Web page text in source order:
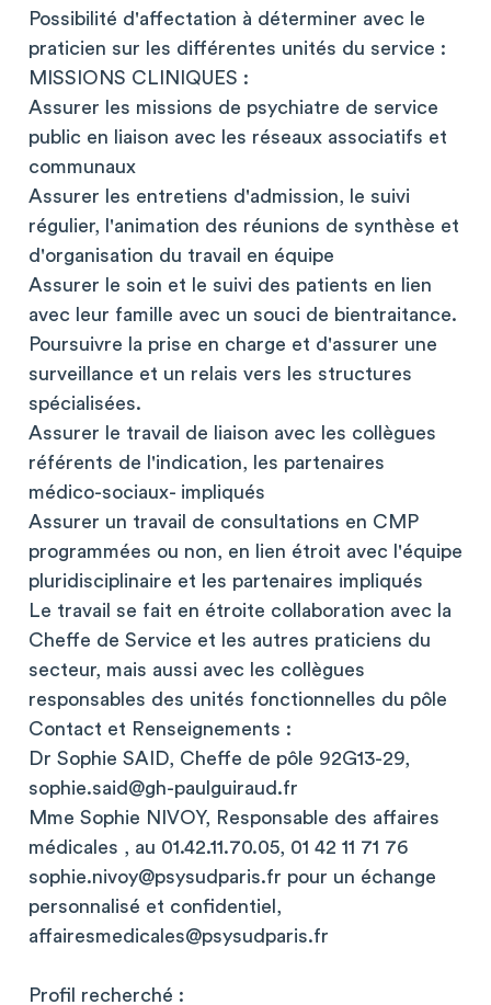
Possibilité d'affectation à déterminer avec le
praticien sur les différentes unités du service :
MISSIONS CLINIQUES :
Assurer les missions de psychiatre de service
public en liaison avec les réseaux associatifs et
communaux
Assurer les entretiens d'admission, le suivi
régulier, l'animation des réunions de synthèse et
d'organisation du travail en équipe
Assurer le soin et le suivi des patients en lien
avec leur famille avec un souci de bientraitance.
Poursuivre la prise en charge et d'assurer une
surveillance et un relais vers les structures
spécialisées.
Assurer le travail de liaison avec les collègues
référents de l'indication, les partenaires
médico-sociaux- impliqués
Assurer un travail de consultations en CMP
programmées ou non, en lien étroit avec l'équipe
pluridisciplinaire et les partenaires impliqués
Le travail se fait en étroite collaboration avec la
Cheffe de Service et les autres praticiens du
secteur, mais aussi avec les collègues
responsables des unités fonctionnelles du pôle
Contact et Renseignements :
Dr Sophie SAID, Cheffe de pôle 92G13-29,
sophie.said@gh-paulguiraud.fr
Mme Sophie NIVOY, Responsable des affaires
médicales , au 01.42.11.70.05, 01 42 11 71 76
sophie.nivoy@psysudparis.fr pour un échange
personnalisé et confidentiel,
affairesmedicales@psysudparis.fr
Profil recherché :